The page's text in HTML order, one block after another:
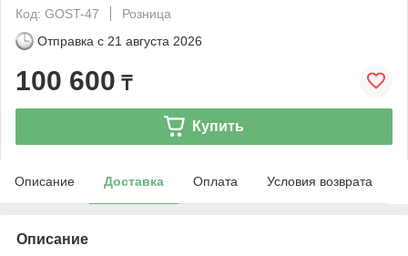
Код: GOST-47
Розница
Отправка с 21 августа 2026
100 600 ₸
Купить
Описание Доставка Оплата Условия возврата
Описание